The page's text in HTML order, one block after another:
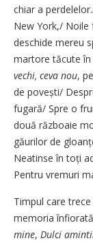
chiar a
New York,/ Noile
deschide mereu
martore tăcute
vechi, ceva nou,
de povești/
fugară/ Spre o
două războaie
găurilor de
Neatinse în toți
Pentru vremuri
Timpul care
memoria
mine, Dulci